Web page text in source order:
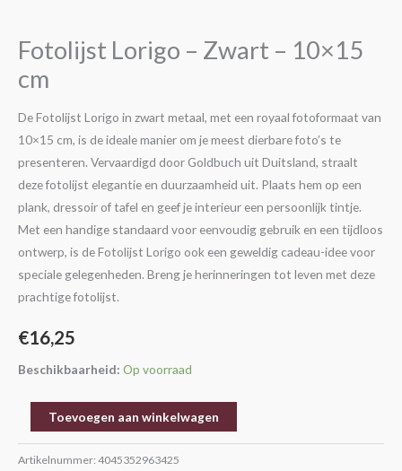
Fotolijst Lorigo – Zwart – 10×15
cm
De Fotolijst Lorigo in zwart metaal, met een royaal fotoformaat van
10×15 cm, is de ideale manier om je meest dierbare foto’s te
presenteren. Vervaardigd door Goldbuch uit Duitsland, straalt
deze fotolijst elegantie en duurzaamheid uit. Plaats hem op een
plank, dressoir of tafel en geef je interieur een persoonlijk tintje.
Met een handige standaard voor eenvoudig gebruik en een tijdloos
ontwerp, is de Fotolijst Lorigo ook een geweldig cadeau-idee voor
speciale gelegenheden. Breng je herinneringen tot leven met deze
prachtige fotolijst.
€16,25
Beschikbaarheid: Op voorraad
10x15
cm
Toevoegen aan winkelwagen
Artikelnummer: 4045352963425